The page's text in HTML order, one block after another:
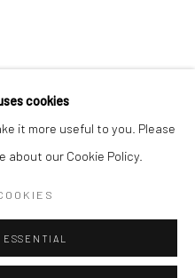
cookies
it more useful to you. Please
our Cookie Policy.